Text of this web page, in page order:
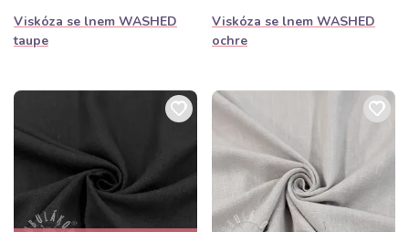
Viskóza se lnem WASHED
taupe
Viskóza se lnem WASHED
ochre